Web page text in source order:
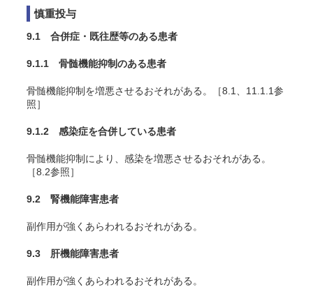
慎重投与
9.1 合併症・既往歴等のある患者
9.1.1 骨髄機能抑制のある患者
骨髄機能抑制を増悪させるおそれがある。［8.1、11.1.1参
照］
9.1.2 感染症を合併している患者
骨髄機能抑制により、感染を増悪させるおそれがある。
［8.2参照］
9.2 腎機能障害患者
副作用が強くあらわれるおそれがある。
9.3 肝機能障害患者
副作用が強くあらわれるおそれがある。